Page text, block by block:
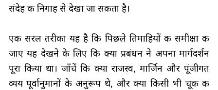
संदेह की निगाह से देखा जा सकता है।
एक सरल तरीका यह है कि पिछले तिमाहियों की समीक्षा की
जाए यह देखने के लिए कि क्या प्रबंधन ने अपना मार्गदर्शन
पूरा किया था। जाँचें कि क्या राजस्व, मार्जिन और पूंजीगत
व्यय पूर्वानुमानों के अनुरूप थे, और क्या किसी भी चूक की